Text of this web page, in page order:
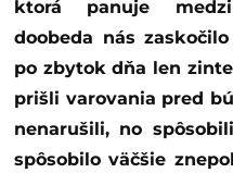
ktorá panuje
doobeda nás
po zbytok dňa len
prišli varovania pred
nenarušili, no
spôsobilo väčšie